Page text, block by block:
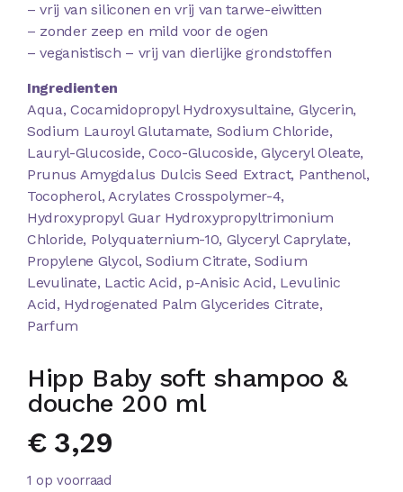
– vrij van siliconen en vrij van tarwe-eiwitten
– zonder zeep en mild voor de ogen
– veganistisch – vrij van dierlijke grondstoffen
Ingredienten
Aqua, Cocamidopropyl Hydroxysultaine, Glycerin,
Sodium Lauroyl Glutamate, Sodium Chloride,
Lauryl-Glucoside, Coco-Glucoside, Glyceryl Oleate,
Prunus Amygdalus Dulcis Seed Extract, Panthenol,
Tocopherol, Acrylates Crosspolymer-4,
Hydroxypropyl Guar Hydroxypropyltrimonium
Chloride, Polyquaternium-10, Glyceryl Caprylate,
Propylene Glycol, Sodium Citrate, Sodium
Levulinate, Lactic Acid, p-Anisic Acid, Levulinic
Acid, Hydrogenated Palm Glycerides Citrate,
Parfum
Hipp Baby soft shampoo &
douche 200 ml
€3,29
1 op voorraad